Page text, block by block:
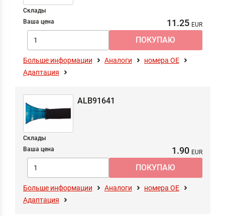
Склады
Ваша цена
11.25
Больше информации Аналоги
номера ОЕ
Адаптация
ALB91641
Склады
Ваша цена
1.90
Больше информации Аналоги
номера ОЕ
Адаптация